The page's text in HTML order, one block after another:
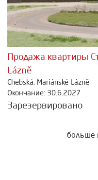
Продажа квартиры
Lázně
Chebská, Mariánské Lázně
Окончание: 30.6.2027
Зарезервировано
больше